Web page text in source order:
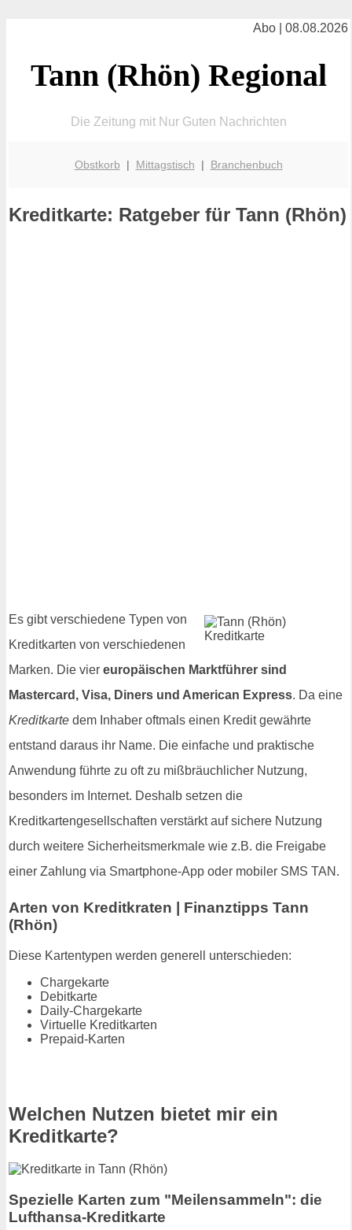
Abo | 08.08.2026
Tann (Rhön) Regional
Die Zeitung mit Nur Guten Nachrichten
Obstkorb | Mittagstisch | Branchenbuch
Kreditkarte: Ratgeber für Tann (Rhön)
Es gibt verschiedene Typen von
Kreditkarten von verschiedenen
Marken. Die vier europäischen Marktführer sind
Mastercard, Visa, Diners und American Express. Da eine
Kreditkarte dem Inhaber oftmals einen Kredit gewährte
entstand daraus ihr Name. Die einfache und praktische
Anwendung führte zu oft zu mißbräuchlicher Nutzung,
besonders im Internet. Deshalb setzen die
Kreditkartengesellschaften verstärkt auf sichere Nutzung
durch weitere Sicherheitsmerkmale wie z.B. die Freigabe
einer Zahlung via Smartphone-App oder mobiler SMS TAN.
Arten von Kreditkraten | Finanztipps Tann
(Rhön)
Diese Kartentypen werden generell unterschieden:
Chargekarte
Debitkarte
Daily-Chargekarte
Virtuelle Kreditkarten
Prepaid-Karten
Welchen Nutzen bietet mir ein
Kreditkarte?
Spezielle Karten zum "Meilensammeln": die
Lufthansa-Kreditkarte